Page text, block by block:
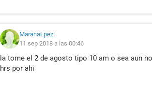
MaranaLpez
11 sep 2018 a las 00:46
la tome el 2 de agosto tipo 10 am o sea aun
hrs por ahi